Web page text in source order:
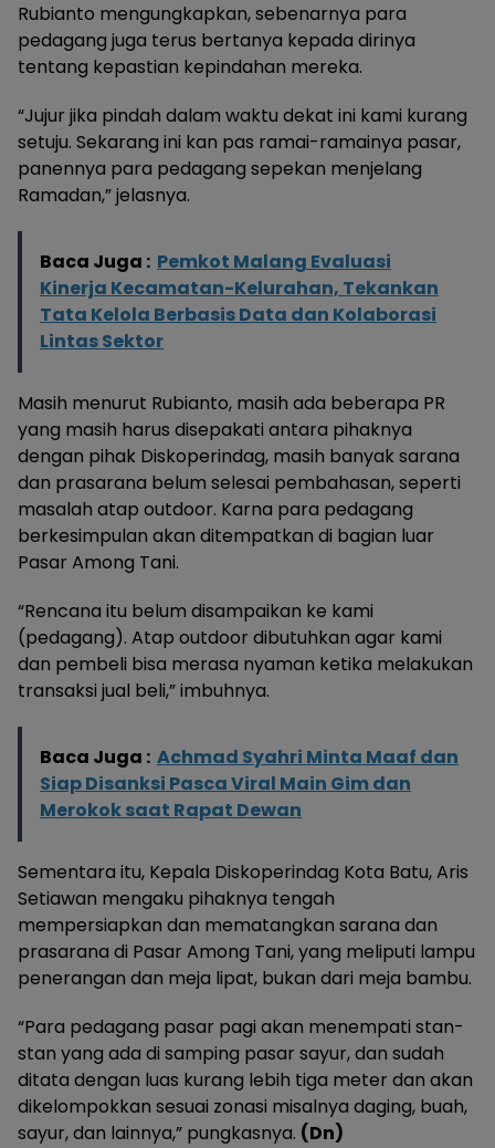
Rubianto mengungkapkan, sebenarnya para
pedagang juga terus bertanya kepada dirinya
tentang kepastian kepindahan mereka.
“Jujur jika pindah dalam waktu dekat ini kami kurang
setuju. Sekarang ini kan pas ramai-ramainya pasar,
panennya para pedagang sepekan menjelang
Ramadan,” jelasnya.
Baca Juga : Pemkot Malang Evaluasi
Kinerja Kecamatan-Kelurahan, Tekankan
Tata Kelola Berbasis Data dan Kolaborasi
Lintas Sektor
Masih menurut Rubianto, masih ada beberapa PR
yang masih harus disepakati antara pihaknya
dengan pihak Diskoperindag, masih banyak sarana
dan prasarana belum selesai pembahasan, seperti
masalah atap outdoor. Karna para pedagang
berkesimpulan akan ditempatkan di bagian luar
Pasar Among Tani.
“Rencana itu belum disampaikan ke kami
(pedagang). Atap outdoor dibutuhkan agar kami
dan pembeli bisa merasa nyaman ketika melakukan
transaksi jual beli,” imbuhnya.
Baca Juga : Achmad Syahri Minta Maaf dan
Siap Disanksi Pasca Viral Main Gim dan
Merokok saat Rapat Dewan
Sementara itu, Kepala Diskoperindag Kota Batu, Aris
Setiawan mengaku pihaknya tengah
mempersiapkan dan mematangkan sarana dan
prasarana di Pasar Among Tani, yang meliputi lampu
penerangan dan meja lipat, bukan dari meja bambu.
“Para pedagang pasar pagi akan menempati stan-
stan yang ada di samping pasar sayur, dan sudah
ditata dengan luas kurang lebih tiga meter dan akan
dikelompokkan sesuai zonasi misalnya daging, buah,
sayur, dan lainnya,” pungkasnya. (Dn)